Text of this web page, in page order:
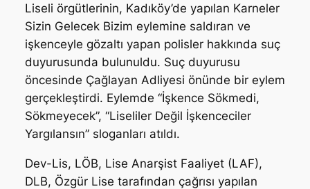
Liseli örgütlerinin, Kadıköy’de yapılan Karneler
Sizin Gelecek Bizim eylemine saldıran ve
işkenceyle gözaltı yapan polisler hakkında suç
duyurusunda bulunuldu. Suç duyurusu
öncesinde Çağlayan Adliyesi önünde bir eylem
gerçekleştirdi. Eylemde “İşkence Sökmedi,
Sökmeyecek”, “Liseliler Değil İşkenceciler
Yargılansın” sloganları atıldı.
Dev-Lis, LÖB, Lise Anarşist Faaliyet (LAF),
DLB, Özgür Lise tarafından çağrısı yapılan